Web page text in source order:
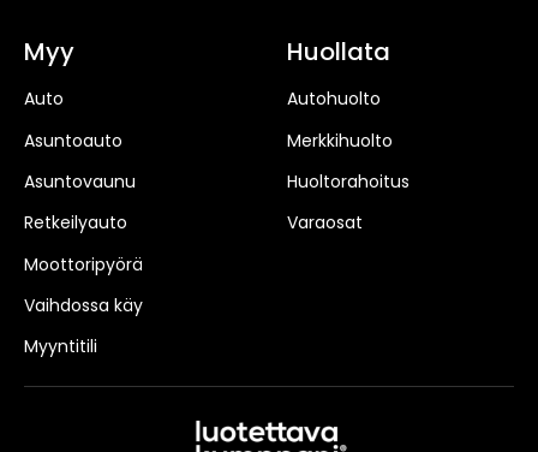
Myy
Auto
Asuntoauto
Asuntovaunu
Retkeilyauto
Moottoripyörä
Vaihdossa käy
Myyntitili
Huollata
Autohuolto
Merkkihuolto
Huoltorahoitus
Varaosat